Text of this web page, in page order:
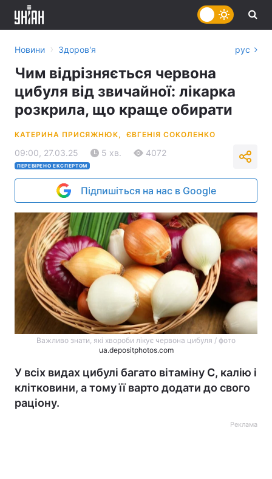
Новини › Здоров'я рус
Чим відрізняється червона
цибуля від звичайної: лікарка
розкрила, що краще обирати
КАТЕРИНА ПРИСЯЖНЮК, ЄВГЕНІЯ СОКОЛЕНКО
09:00, 27.03.25 5 хв. 4072
ПЕРЕВІРЕНО ЕКСПЕРТОМ
Підпишіться на нас в Google
Важливо знати, які хвороби лікує червона цибуля / фото
ua.depositphotos.com
У всіх видах цибулі багато вітаміну С, калію і
клітковини, а тому її варто додати до свого
раціону.
Реклама